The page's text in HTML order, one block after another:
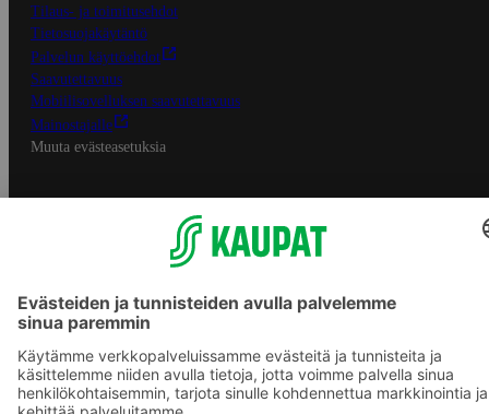
Tilaus- ja toimitusehdot
Tietosuojakäytäntö
Palvelun käyttöehdot
Saavutettavuus
Mobiilisovelluksen saavutettavuus
Mainostajalle
Muuta evästeasetuksia
S-ryhmän palvelut
S-ryhmä
Asiakasomistajuus
S-ostoslista -sovellus
Prisma.fi